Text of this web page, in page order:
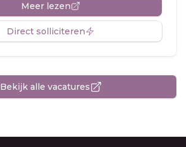
Meer lezen
Direct solliciteren
Bekijk alle vacatures